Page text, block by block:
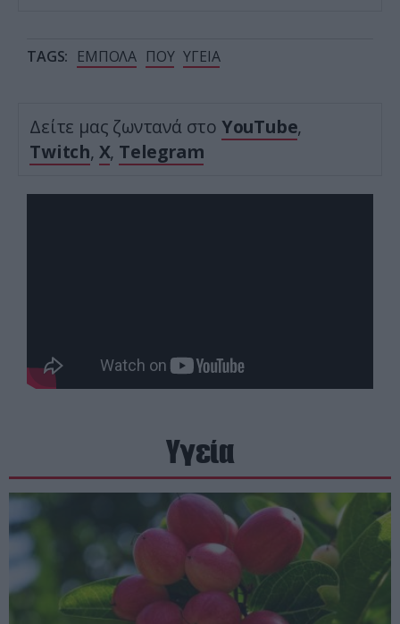
TAGS: ΕΜΠΟΛΑ ΠΟΥ ΥΓΕΙΑ
Δείτε μας ζωντανά στο YouTube,
Twitch, X, Telegram
Υγεία